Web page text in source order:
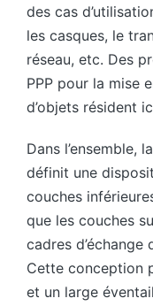
des cas
les casques, le
réseau, etc. Des
PPP pour la mise
d’objets résident
Dans l’ensemble,
définit une
couches
que les couches
cadres d’échange
Cette conception
et un large